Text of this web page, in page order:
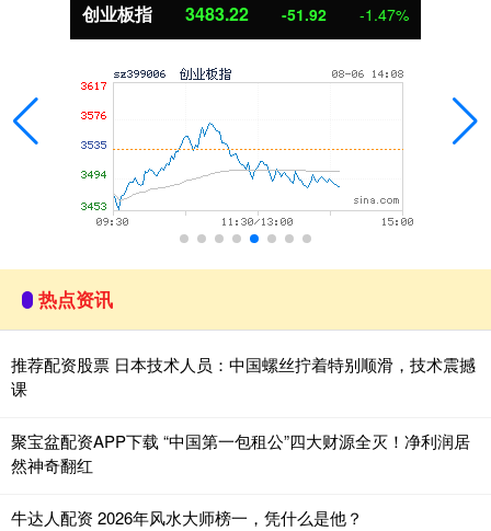
创业板指 3483.00 -52.15 -1.48%
热点资讯
推荐配资股票 日本技术人员：中国螺丝拧着特别顺滑，技术震撼
课
聚宝盆配资APP下载 “中国第一包租公”四大财源全灭！净利润居
然神奇翻红
牛达人配资 2026年风水大师榜一，凭什么是他？